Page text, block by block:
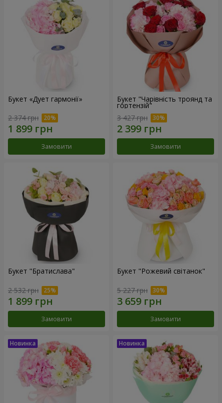
Букет «Дует гармонії»
2 374 грн
Замовити
Букет "Чарівність троянд та
гортензій"
3 427 грн
Замовити
Букет "Братислава"
2 532 грн
Замовити
Букет "Рожевий світанок"
5 227 грн
Замовити